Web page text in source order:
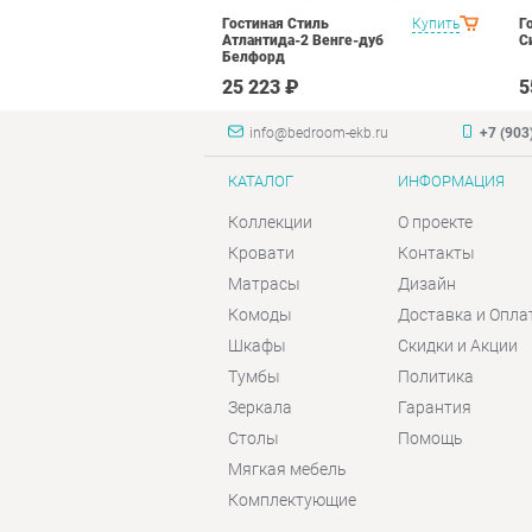
Купить
Гостиная Стиль
Атлантида-2 Венге-дуб
Белфорд
25 223 ₽
info@bedroom-ekb.ru +7
КАТАЛОГ
Коллекции
Кровати
Матрасы
Комоды
Шкафы
Тумбы
Зеркала
Столы
Мягкая мебель
Комплектующие
ИНФОРМАЦИЯ
О проекте
Контакты
Дизайн
Доставка и
Скидки и Акции
Политика
Гарантия
Помощь